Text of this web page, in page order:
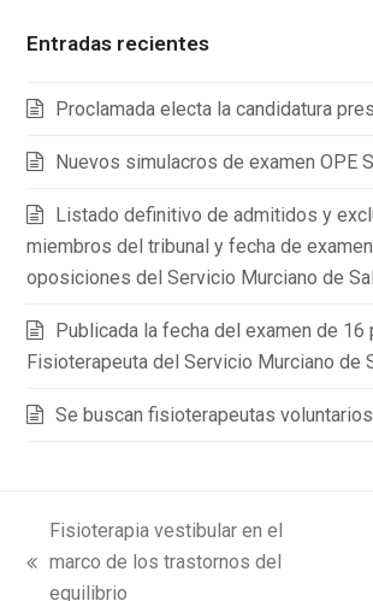
Entradas recientes
Proclamada electa la candidatura
Nuevos simulacros de examen OPE
Listado definitivo de admitidos y
miembros del tribunal y fecha de
oposiciones del Servicio Murciano de
Publicada la fecha del examen de 16
Fisioterapeuta del Servicio Murciano de
Se buscan fisioterapeutas
previous
Fisioterapia vestibular en el
marco de los trastornos del
equilibrio